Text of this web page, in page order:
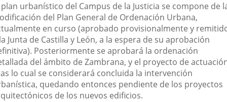
plan urbanístico del Campus de la Justicia se compone de
del Plan General de Ordenación Urbana,
en curso (aprobado provisionalmente y
Junta de Castilla y León, a la espera de su aprobación
Posteriormente se aprobará la ordenación
del ámbito de Zambrana, y el proyecto de
lo cual se considerará concluida la intervención
quedando entonces pendiente de los proyectos
de los nuevos edificios.